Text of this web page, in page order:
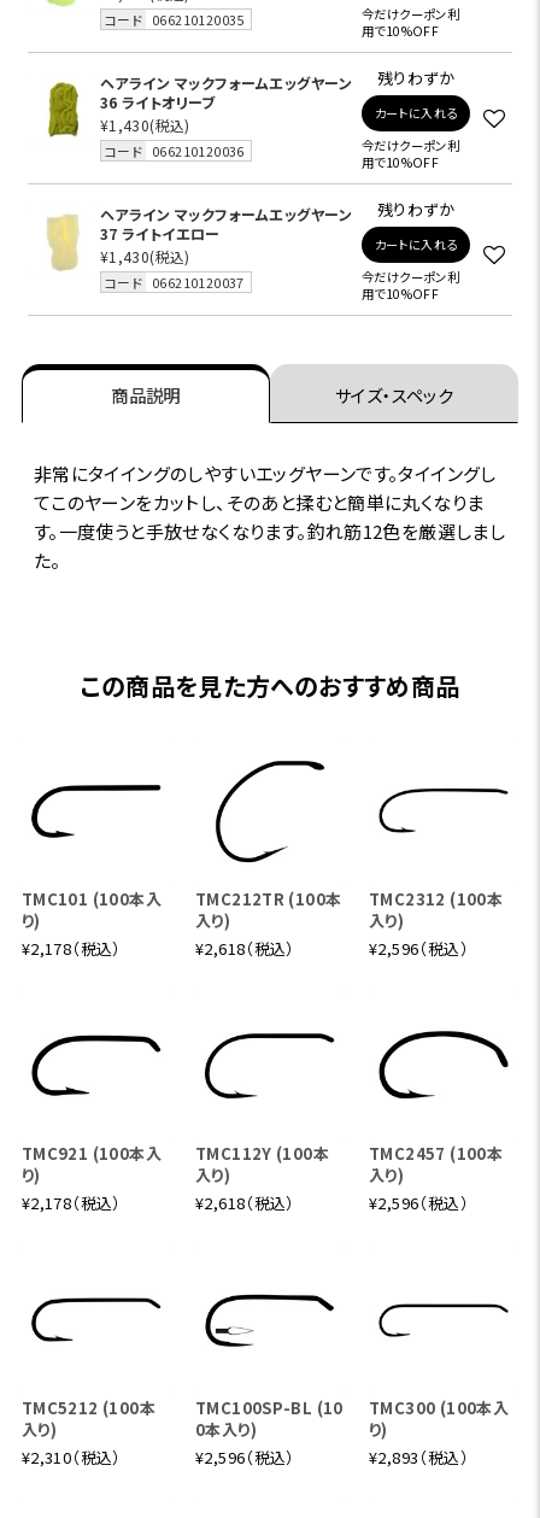
コード 066210120035
今だけクーポン利
用で10%OFF
ヘアライン マックフォームエッグヤーン
36 ライトオリーブ
¥1,430(税込)
コード 066210120036
残りわずか
カートに入れる
今だけクーポン利
用で10%OFF
ヘアライン マックフォームエッグヤーン
37 ライトイエロー
¥1,430(税込)
コード 066210120037
残りわずか
カートに入れる
今だけクーポン利
用で10%OFF
商品説明 サイズ・スペック
非常にタイイングのしやすいエッグヤーンです。タイイングし
てこのヤーンをカットし、そのあと揉むと簡単に丸くなりま
す。一度使うと手放せなくなります。釣れ筋12色を厳選しまし
た。
この商品を見た方へのおすすめ商品
TMC101 (100本入
り)
¥2,178（税込）
TMC212TR (100本
入り)
¥2,618（税込）
TMC2312 (100本
入り)
¥2,596（税込）
TMC921 (100本入
り)
¥2,178（税込）
TMC112Y (100本
入り)
¥2,618（税込）
TMC2457 (100本
入り)
¥2,596（税込）
TMC5212 (100本
入り)
¥2,310（税込）
TMC100SP-BL (10
0本入り)
¥2,596（税込）
TMC300 (100本入
り)
¥2,893（税込）